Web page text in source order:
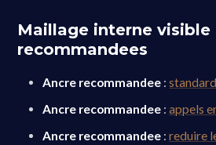
Maillage interne visible
recommandees
Ancre recommandee :
Ancre recommandee :appels
Ancre recommandee :reduire